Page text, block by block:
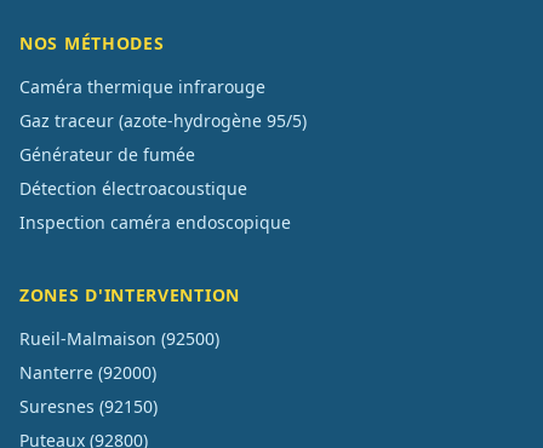
NOS MÉTHODES
Caméra thermique infrarouge
Gaz traceur (azote-hydrogène 95/5)
Générateur de fumée
Détection électroacoustique
Inspection caméra endoscopique
ZONES D'INTERVENTION
Rueil-Malmaison (92500)
Nanterre (92000)
Suresnes (92150)
Puteaux (92800)